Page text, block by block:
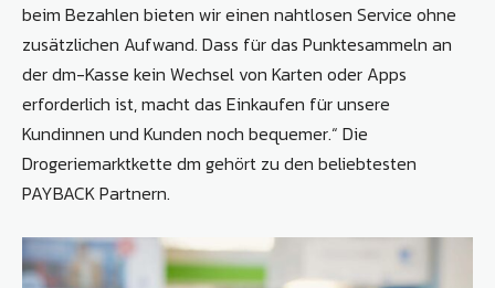
beim Bezahlen bieten wir einen nahtlosen Service ohne
zusätzlichen Aufwand. Dass für das Punktesammeln an
der dm-Kasse kein Wechsel von Karten oder Apps
erforderlich ist, macht das Einkaufen für unsere
Kundinnen und Kunden noch bequemer.“ Die
Drogeriemarktkette dm gehört zu den beliebtesten
PAYBACK Partnern.